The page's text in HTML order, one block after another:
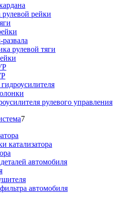
рейки
рулевой тяги
рулевого управления
7
катализатора
автомобиля
автомобиля